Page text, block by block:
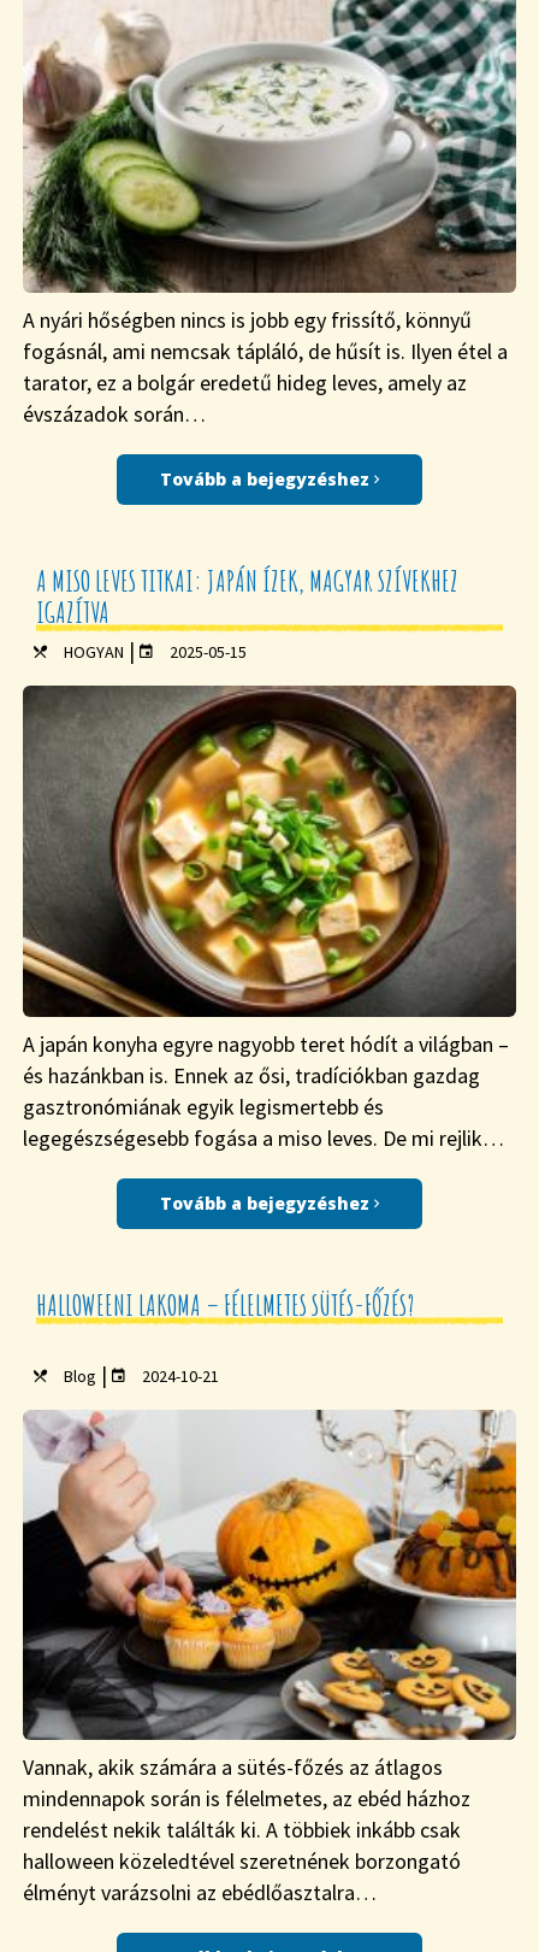
A nyári hőségben nincs is jobb egy frissítő, könnyű
fogásnál, ami nemcsak tápláló, de hűsít is. Ilyen étel a
tarator, ez a bolgár eredetű hideg leves, amely az
évszázadok során…
Tovább a bejegyzéshez
A MISO LEVES TITKAI: JAPÁN ÍZEK, MAGYAR SZÍVEKHEZ
IGAZÍTVA
HOGYAN | 2025-05-15
A japán konyha egyre nagyobb teret hódít a világban –
és hazánkban is. Ennek az ősi, tradíciókban gazdag
gasztronómiának egyik legismertebb és
legegészségesebb fogása a miso leves. De mi rejlik…
Tovább a bejegyzéshez
HALLOWEENI LAKOMA – FÉLELMETES SÜTÉS-FŐZÉS?
Blog | 2024-10-21
Vannak, akik számára a sütés-főzés az átlagos
mindennapok során is félelmetes, az ebéd házhoz
rendelést nekik találták ki. A többiek inkább csak
halloween közeledtével szeretnének borzongató
élményt varázsolni az ebédlőasztalra…